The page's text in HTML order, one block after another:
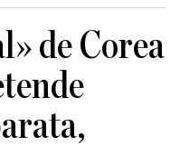
de Corea